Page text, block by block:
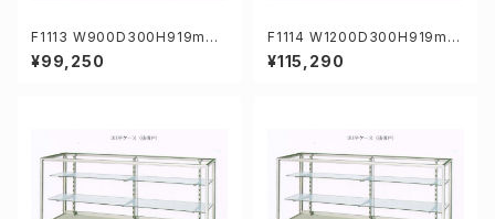
F1113 W900D300H919mm
業務用ガラスケース ショーケー
ス
¥99,250
F1114 W1200D300H919mm
業務用ガラスケース ショーケー
ス
¥115,290